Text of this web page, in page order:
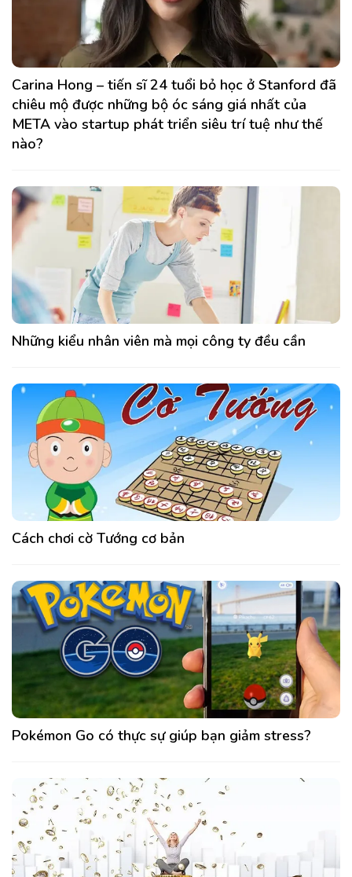
Carina Hong – tiến sĩ 24 tuổi bỏ học ở Stanford đã
chiêu mộ được những bộ óc sáng giá nhất của
META vào startup phát triển siêu trí tuệ như thế
nào?
Những kiểu nhân viên mà mọi công ty đều cần
Cách chơi cờ Tướng cơ bản
Pokémon Go có thực sự giúp bạn giảm stress?